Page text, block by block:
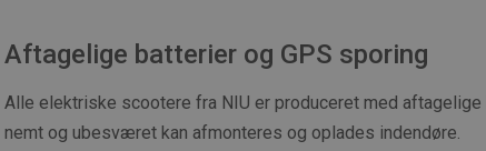
Aftagelige batterier og GPS sporing
Alle elektriske scootere fra NIU er produceret med aftagelige
nemt og ubesværet kan afmonteres og oplades indendøre.